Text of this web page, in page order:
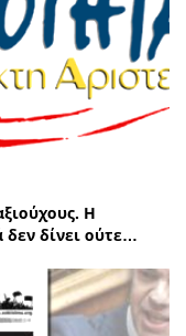
Η
δεν δίνει ούτε…